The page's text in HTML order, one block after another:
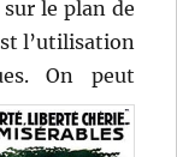
le plan de
l’utilisation
On peut